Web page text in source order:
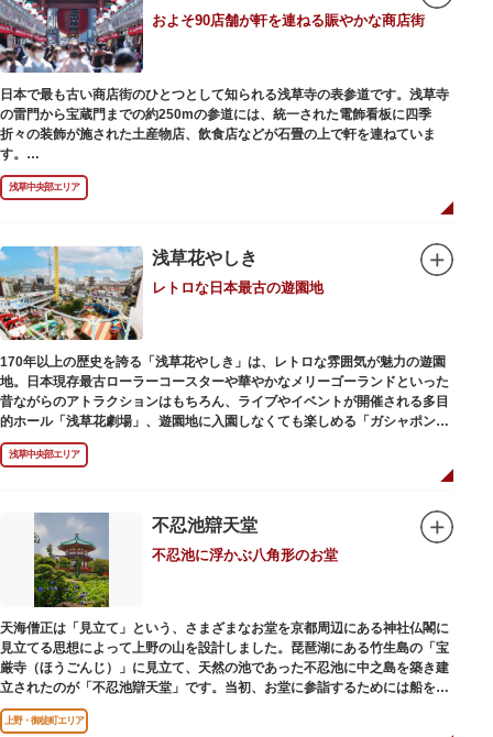
った荘厳な雰囲気に包まれます。
何度も焼失と再建を繰り返し、現在の雷門は1960年に松下電器産業（現パナ
ソニック）の松下幸之助氏の寄進により再建されたものです。
およそ90店舗が軒を連ねる賑やかな商店街
日本で最も古い商店街のひとつとして知られる浅草寺の表参道です。浅草寺
の雷門から宝蔵門までの約250mの参道には、統一された電飾看板に四季
折々の装飾が施された土産物店、飲食店などが石畳の上で軒を連ねていま
す。
人形焼や手焼きせんべいをはじめ、団子や揚げまんじゅう、雷おこしなどの
銘菓、和傘や扇子など伝統工芸品も並び、歩いているだけで浅草らしさを感
じる場所です。江戸文化を感じる粋な商品の数々は、海外からの観光客にも
ての味を堪能できるのも魅力。下町っ子の威勢の良い売り声が飛び交うな
か、お気に入りのお土産探しをお楽しみください。
浅草中央部エリア
浅草花やしき
レトロな日本最古の遊園地
170年以上の歴史を誇る「浅草花やしき」は、レトロな雰囲気が魅力の遊園
地。日本現存最古ローラーコースターや華やかなメリーゴーランドといった
昔ながらのアトラクションはもちろん、ライブやイベントが開催される多目
的ホール「浅草花劇場」、遊園地に入園しなくても楽しめる「ガシャポンの
デパート浅草花やしき店」も併設され、さまざまな娯楽を楽しめる浅草の
「遊びの場」として親しまれています。
と菊細工を主とした花園（かえん）として誕生しました。明治時代に入ると
遊戯施設が置かれ、珍鳥や猛獣、見世物の展示などでも評判に。全国有数の
動物園としても知られるようになりました。戦後は遊園地として再開し、温
かさと懐かしさを併せ持つレトロなアトラクションや雰囲気で人気のスポッ
トとなっています。幼児（0歳～4歳）は入園とのりもの料が無料で、年齢や
身長制限の無いアトラクションもあり、子どもの遊園地デビューにもぴった
りです。
浅草中央部エリア
不忍池辯天堂
不忍池に浮かぶ八角形のお堂
天海僧正は「見立て」という、さまざまなお堂を京都周辺にある神社仏閣に
見立てる思想によって上野の山を設計しました。琵琶湖にある竹生島の「宝
厳寺（ほうごんじ）」に見立て、天然の池であった不忍池に中之島を築き建
立されたのが「不忍池辯天堂」です。当初、お堂に参詣するためには船を使
用していましたが、参詣者が増えたことから橋がかけられました。不忍池の
どこからでも参拝できるように、八角形の建物になったと言われ、7月から8
上野・御徒町エリア